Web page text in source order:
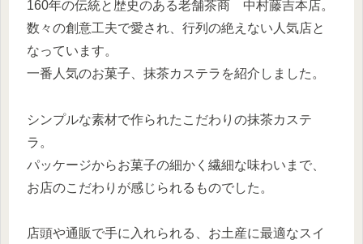
160年の伝統と歴史のある老舗茶商 中村藤吉本店。
数々の創意工夫で愛され、行列の絶えない人気店と
なっています。
一番人気のお菓子、抹茶カステラを紹介しました。
シンプルな素材で作られたこだわりの抹茶カステ
ラ。
パッケージからお菓子の細かく繊細な味わいまで、
お店のこだわりが感じられるものでした。
店頭や通販で手に入れられる、お土産に最適なスイ